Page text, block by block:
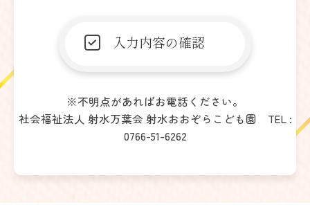
※不明点があればお電話ください。
社会福祉法人 射水万葉会 射水おおぞらこども園 TEL :
0766-51-6262